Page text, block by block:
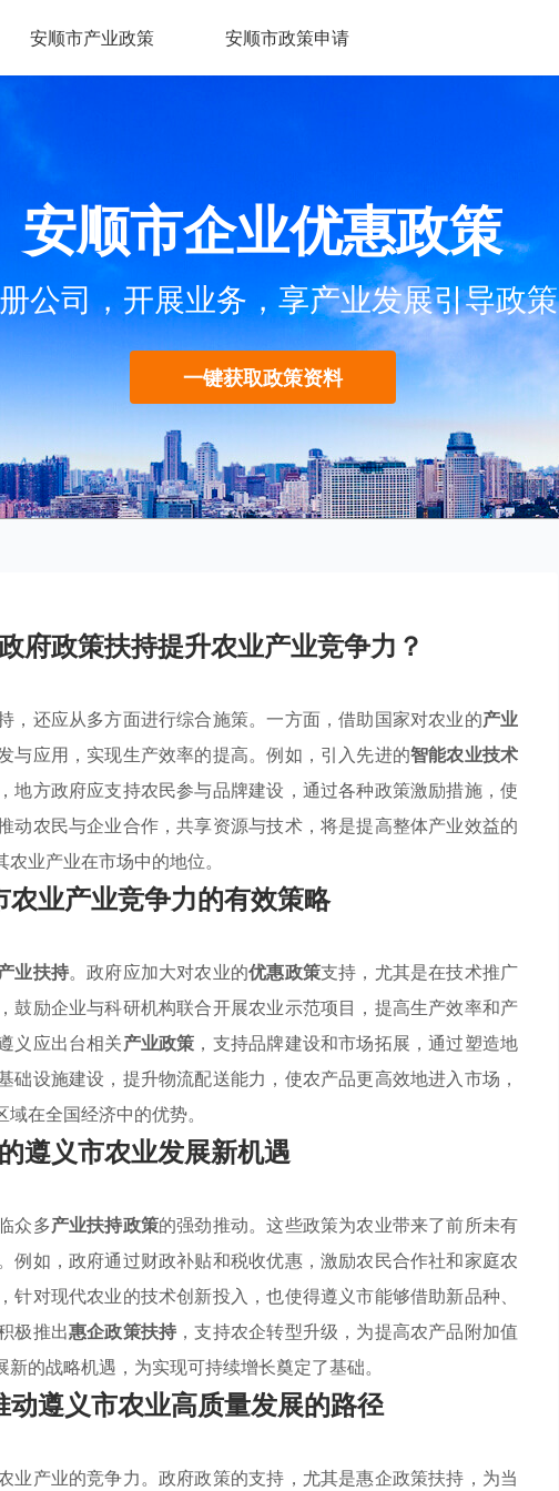
安顺市产业政策 安顺市政策申请
安顺市企业优惠政策
公司，开展业务，享产业发展引导政策
一键获取政策资料
府政策扶持提升农业产业竞争力？
，还应从多方面进行综合施策。一方面，借助国家对农业的产业
与应用，实现生产效率的提高。例如，引入先进的智能农业技术
地方政府应支持农民参与品牌建设，通过各种政策激励措施，使
动农民与企业合作，共享资源与技术，将是提高整体产业效益的
业产业在市场中的地位。
农业产业竞争力的有效策略
业扶持。政府应加大对农业的优惠政策支持，尤其是在技术推广
鼓励企业与科研机构联合开展农业示范项目，提高生产效率和产
义应出台相关产业政策 ，支持品牌建设和市场拓展，通过塑造地
设施建设，提升物流配送能力，使农产品更高效地进入市场，
在全国经济中的优势。
遵义市农业发展新机遇
众多产业扶持政策的强劲推动。这些政策为农业带来了前所未有
例如，政府通过财政补贴和税收优惠，激励农民合作社和家庭农
对现代农业的技术创新投入，也使得遵义市能够借助新品种、
极推出惠企政策扶持 ，支持农企转型升级，为提高农产品附加值
的战略机遇，为实现可持续增长奠定了基础。
遵义市农业高质量发展的路径
业产业的竞争力。政府政策的支持，尤其是惠企政策扶持，为当